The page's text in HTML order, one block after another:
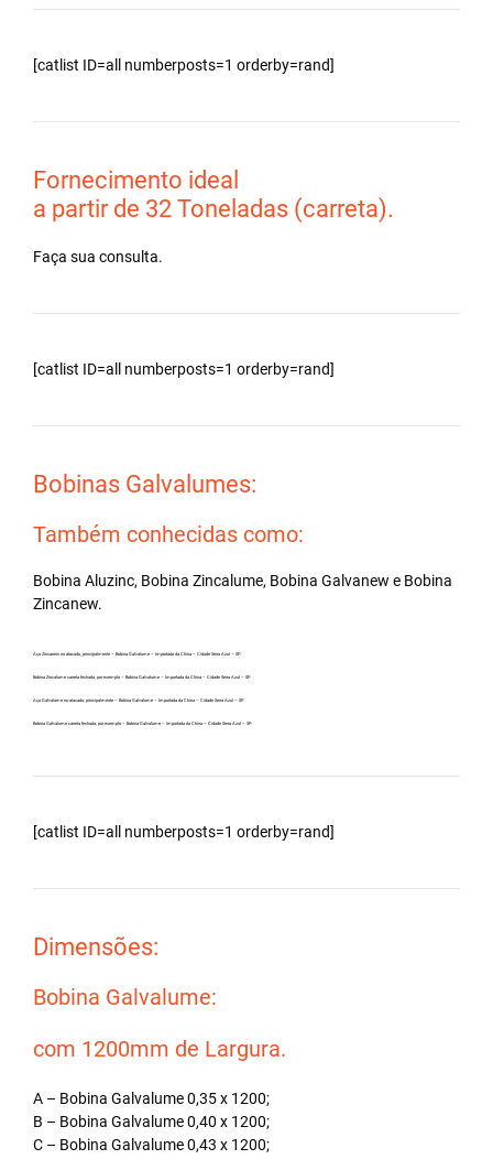
[catlist ID=all numberposts=1 orderby=rand]
Fornecimento ideal
a partir de 32 Toneladas (carreta).
Faça sua consulta.
[catlist ID=all numberposts=1 orderby=rand]
Bobinas Galvalumes:
Também conhecidas como:
Bobina Aluzinc, Bobina Zincalume, Bobina Galvanew e Bobina
Zincanew.
Aço Zincanew no atacado, principalmente – Bobina Galvalume – Importada da China – Cidade Serra Azul – SP.
Bobina Zincalume carreta fechada, por exemplo – Bobina Galvalume – Importada da China – Cidade Serra Azul – SP.
Aço Galvalume no atacado, principalmente – Bobina Galvalume – Importada da China – Cidade Serra Azul – SP.
Bobina Galvalume carreta fechada, por exemplo – Bobina Galvalume – Importada da China – Cidade Serra Azul – SP.
[catlist ID=all numberposts=1 orderby=rand]
Dimensões:
Bobina Galvalume:
com 1200mm de Largura.
A – Bobina Galvalume 0,35 x 1200;
B – Bobina Galvalume 0,40 x 1200;
C – Bobina Galvalume 0,43 x 1200;